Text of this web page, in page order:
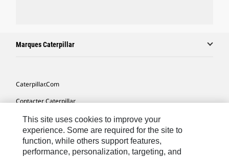
Marques Caterpillar
Caterpillar.com
Contacter Caterpillar
Mes Préférences Marketing
Plan Du Site
Cookie Settings
This site uses cookies to improve your
experience. Some are required for the site to
function, while others support features,
performance, personalization, targeting, and